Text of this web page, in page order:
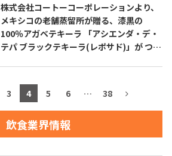
株式会社コートーコーポレーションより、
メキシコの老舗蒸留所が贈る、漆黒の
100％アガベテキーラ 「アシエンダ・デ・
テパ ブラックテキーラ(レポサド)」が つい
3 4 5 6 … 38
飲食業界情報